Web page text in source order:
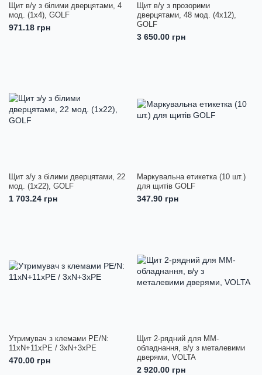
Щит в/у з білими дверцятами, 4
мод. (1х4), GOLF
971.18 грн
Щит в/у з прозорими
дверцятами, 48 мод. (4х12),
GOLF
3 650.00 грн
Щит з/у з білими дверцятами, 22
мод. (1х22), GOLF
1 703.24 грн
Маркувальна етикетка (10 шт.)
для щитів GOLF
347.90 грн
Утримувач з клемами PE/N:
11xN+11xPE / 3xN+3xPE
470.00 грн
Щит 2-рядний для ММ-
обладнання, в/у з металевими
дверями, VOLTA
2 920.00 грн